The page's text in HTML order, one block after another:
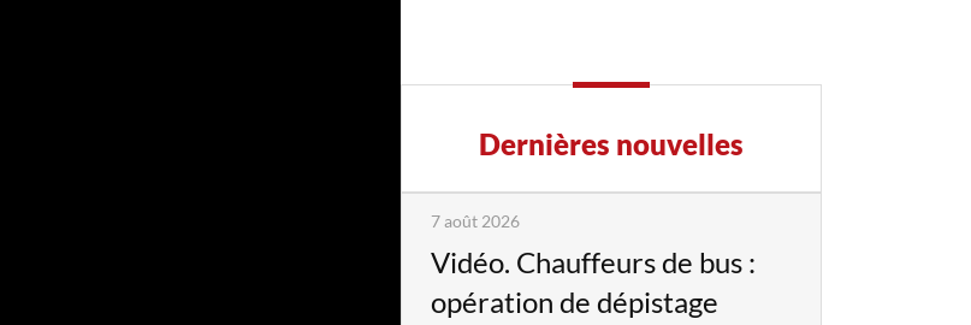
Dernières nouvelles
7 août 2026
Vidéo. Chauffeurs de bus :
opération de dépistage